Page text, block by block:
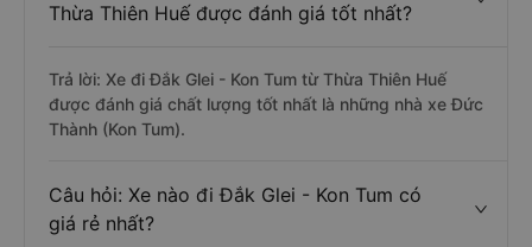
Thừa Thiên Huế được đánh giá tốt nhất?
Trả lời: Xe đi Đắk Glei - Kon Tum từ Thừa Thiên Huế
được đánh giá chất lượng tốt nhất là những nhà xe Đức
Thành (Kon Tum).
Câu hỏi: Xe nào đi Đắk Glei - Kon Tum có
giá rẻ nhất?